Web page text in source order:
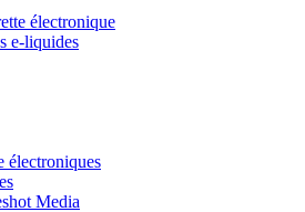
électronique
e-liquides
électroniques
Media